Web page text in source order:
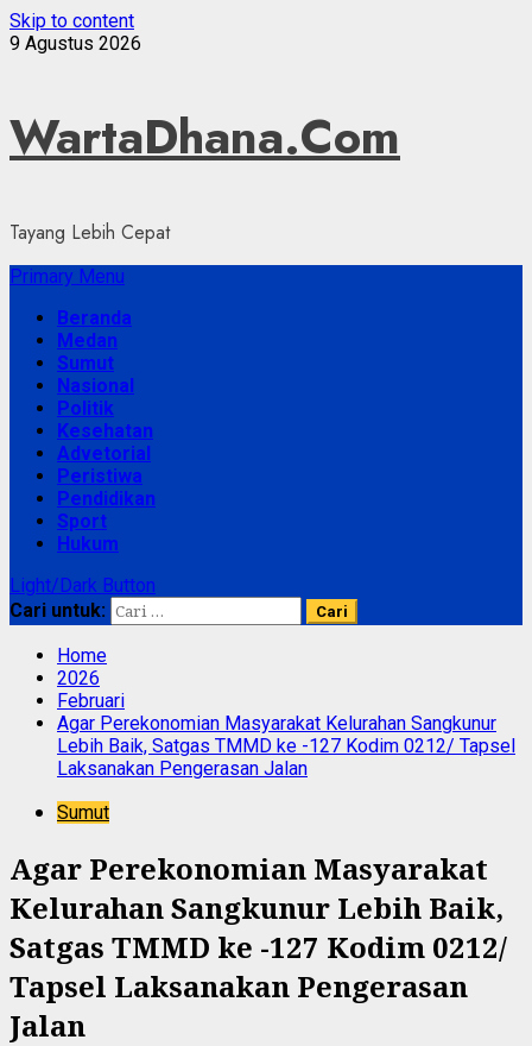
Skip to content
9 Agustus 2026
WartaDhana.Com
Tayang Lebih Cepat
Primary Menu
Beranda
Medan
Sumut
Nasional
Politik
Kesehatan
Advetorial
Peristiwa
Pendidikan
Sport
Hukum
Light/Dark Button
Cari untuk:
Home
2026
Februari
Agar Perekonomian Masyarakat Kelurahan Sangkunur
Lebih Baik, Satgas TMMD ke -127 Kodim 0212/ Tapsel
Laksanakan Pengerasan Jalan
Sumut
Agar Perekonomian Masyarakat
Kelurahan Sangkunur Lebih Baik,
Satgas TMMD ke -127 Kodim 0212/
Tapsel Laksanakan Pengerasan
Jalan